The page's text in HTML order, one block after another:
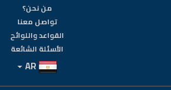
من نحن؟
تواصل معنا
القواعد واللوائح
الأسئلة الشائعة